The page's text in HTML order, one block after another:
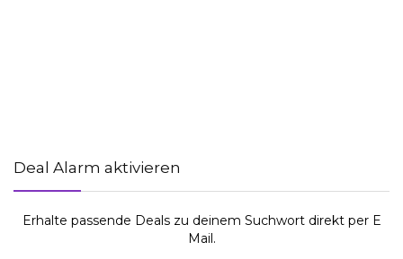
Deal Alarm aktivieren
Erhalte passende Deals zu deinem Suchwort direkt per E
Mail.